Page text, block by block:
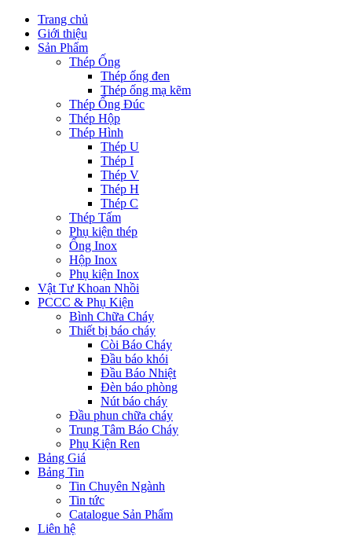
Trang chủ
Giới thiệu
Sản Phẩm
Thép Ống
Thép ống đen
Thép ống mạ kẽm
Thép Ống Đúc
Thép Hộp
Thép Hình
Thép U
Thép I
Thép V
Thép H
Thép C
Thép Tấm
Phụ kiện thép
Ống Inox
Hộp Inox
Phụ kiện Inox
Vật Tư Khoan Nhồi
PCCC & Phụ Kiện
Bình Chữa Cháy
Thiết bị báo cháy
Còi Báo Cháy
Đầu báo khói
Đầu Báo Nhiệt
Đèn báo phòng
Nút báo cháy
Đầu phun chữa cháy
Trung Tâm Báo Cháy
Phụ Kiện Ren
Bảng Giá
Bảng Tin
Tin Chuyên Ngành
Tin tức
Catalogue Sản Phẩm
Liên hệ